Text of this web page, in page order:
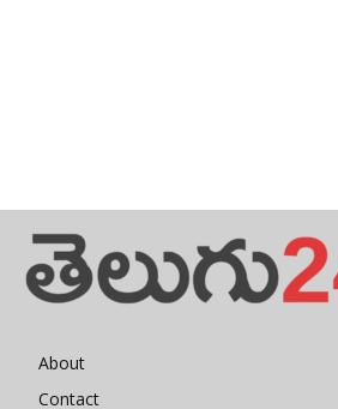
About
Contact